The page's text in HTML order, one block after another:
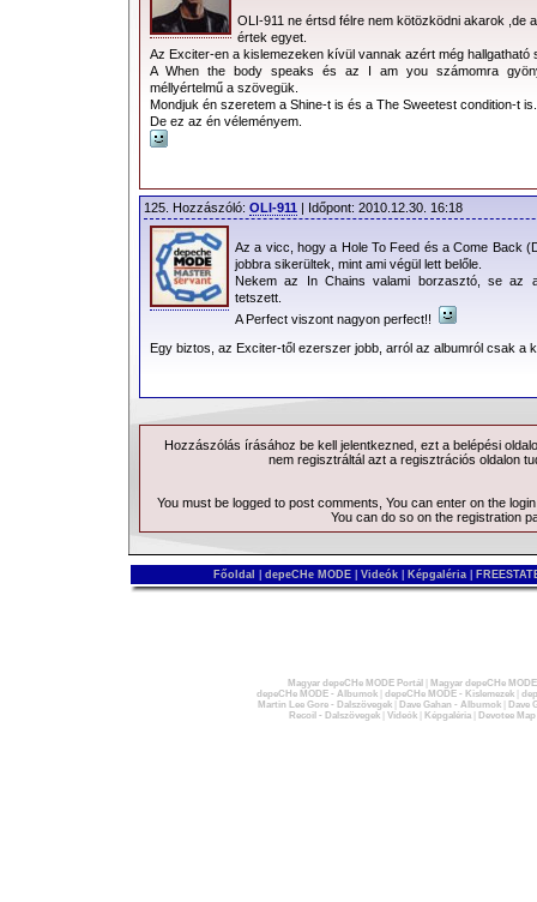
OLI-911 ne értsd félre nem kötözködni akarok ,de
értek egyet.
Az Exciter-en a kislemezeken kívül vannak azért még hallgatható
A When the body speaks és az I am you számomra
méllyértelmű a szövegük.
Mondjuk én szeretem a Shine-t is és a The Sweetest condition-t is.
De ez az én véleményem.
125. Hozzászóló: OLI-911 | Időpont: 2010.12.30. 16:18
Az a vicc, hogy a Hole To Feed és a Come Back
jobbra sikerültek, mint ami végül lett belőle.
Nekem az In Chains valami borzasztó, se az
tetszett.
A Perfect viszont nagyon perfect!!
Egy biztos, az Exciter-től ezerszer jobb, arról az albumról csak a
Hozzászólás írásához be kell jelentkezned, ezt a belépési
nem regisztráltál azt a regisztrációs oldalon
You must be logged to post comments, You can enter on the
You can do so on the registration
Főoldal depeCHe MODE Videók Képgaléria
Magyar depeCHe MODE Portál
Magyar depeCHe
depeCHe MODE - Albumok| depeCHe MODE - Kislemezek|
Martin Lee Gore - Dalszövegek| Dave Gahan - Albumok|
Dave
Recoil - Dalszövegek| Videók| Képgaléria| Devotee Map